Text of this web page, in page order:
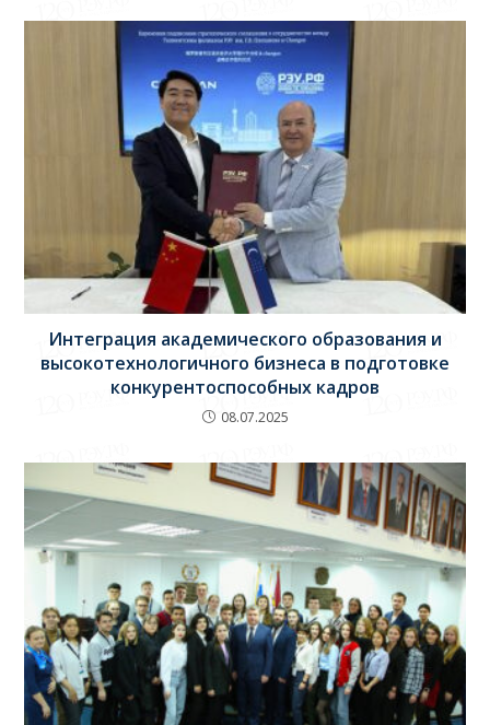
Интеграция академического образования и
высокотехнологичного бизнеса в подготовке
конкурентоспособных кадров
08.07.2025